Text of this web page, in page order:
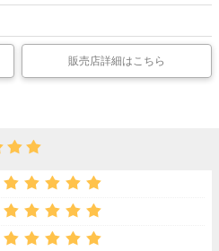
販売店詳細はこちら